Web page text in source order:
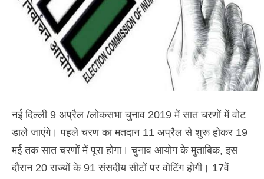
नई दिल्ली 9 अप्रैल /लोकसभा चुनाव 2019 में सात चरणों में वोट
डाले जाएंगे। पहले चरण का मतदान 11 अप्रैल से शुरू होकर 19
मई तक सात चरणों में पूरा होगा। चुनाव आयोग के मुताबिक, इस
दौरान 20 राज्यों के 91 संसदीय सीटों पर वोटिंग होगी। 17वें